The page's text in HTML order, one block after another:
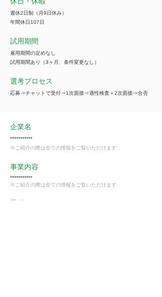
週休2日制（月9日休み）
年間休日107日
試用期間
雇用期間の定めなし
試用期間あり（3ヶ月、条件変更なし）
選考プロセス
応募⇒チャットで受付⇒1次面接⇒適性検査＋2次面接⇒合否
企業名
***********
※ご紹介の際は全ての情報をご覧いただけます
事業内容
***********
※ご紹介の際は全ての情報をご覧いただけます
業種